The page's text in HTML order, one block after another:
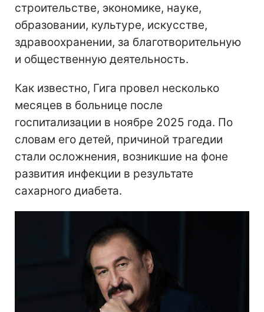
строительстве, экономике, науке,
образовании, культуре, искусстве,
здравоохранении, за благотворительную
и общественную деятельность.
Как известно, Гига провел несколько
месяцев в больнице после
госпитализации в ноябре 2025 года. По
словам его детей, причиной трагедии
стали осложнения, возникшие на фоне
развития инфекции в результате
сахарного диабета.